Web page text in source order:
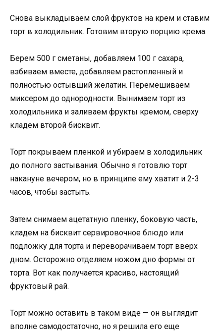
Снова выкладываем слой фруктов на крем и ставим
торт в холодильник. Готовим вторую порцию крема.
Берем 500 г сметаны, добавляем 100 г сахара,
взбиваем вместе, добавляем растопленный и
полностью остывший желатин. Перемешиваем
миксером до однородности. Вынимаем торт из
холодильника и заливаем фрукты кремом, сверху
кладем второй бисквит.
Торт покрываем пленкой и убираем в холодильник
до полного застывания. Обычно я готовлю торт
накануне вечером, но в принципе ему хватит и 2-3
часов, чтобы застыть.
Затем снимаем ацетатную пленку, боковую часть,
кладем на бисквит сервировочное блюдо или
подложку для торта и переворачиваем торт вверх
дном. Осторожно отделяем ножом дно формы от
торта. Вот как получается красиво, настоящий
фруктовый рай.
Торт можно оставить в таком виде — он выглядит
вполне самодостаточно, но я решила его еще